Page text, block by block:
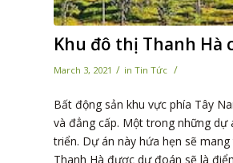
Khu đô thị Thanh
March 3, 2021 / in Tin Tức /
Bất động sản khu vực phía Tây
và đẳng cấp. Một trong những dự
triển. Dự án này hứa hẹn sẽ
Thanh Hà được dự đoán sẽ là